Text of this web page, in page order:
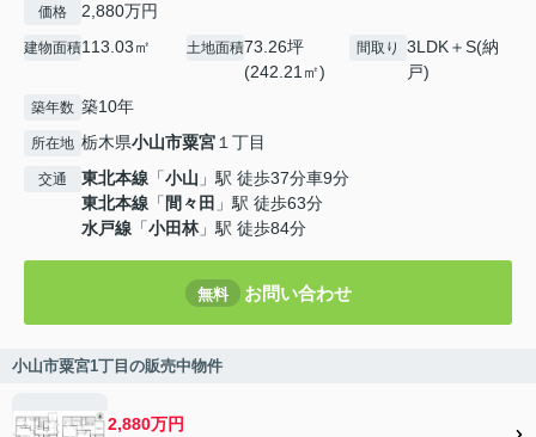
価格 2,880万円
建物面積113.03㎡ 土地面積73.26坪
(242.21㎡)
間取り
3LDK＋S(納
戸)
築年数 築10年
所在地 栃木県小山市粟宮１丁目
交通 東北本線 「小山 」駅 徒歩37分車9分
東北本線 「 間々田 」駅 徒歩63分
水戸線 「小田林」駅 徒歩84分
無料 お問い合わせ
小山市粟宮1丁目の販売中物件
2,880万円